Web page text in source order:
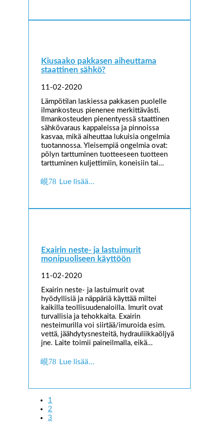
Kiusaako pakkasen aiheuttama
staattinen sähkö?
11-02-2020
Lämpötilan laskiessa pakkasen puolelle
ilmankosteus pienenee merkittävästi.
Ilmankosteuden pienentyessä staattinen
sähkövaraus kappaleissa ja pinnoissa
kasvaa, mikä aiheuttaa lukuisia ongelmia
tuotannossa. Yleisempiä ongelmia ovat:
pölyn tarttuminen tuotteeseen tuotteen
tarttuminen kuljettimiin, koneisiin tai…
Lue lisää…
Exairin neste- ja lastuimurit
monipuoliseen käyttöön
11-02-2020
Exairin neste- ja lastuimurit ovat
hyödyllisiä ja näppäriä käyttää miltei
kaikilla teollisuudenaloilla. Imurit ovat
turvallisia ja tehokkaita. Exairin
nesteimurilla voi siirtää/imuroida esim.
vettä, jäähdytysnesteitä, hydrauliikkaöljyä
jne. Laite toimii paineilmalla, eikä…
Lue lisää…
1
2
3